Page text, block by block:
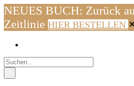
NEUES BUCH: Zurück
Zeitlinie HIER BESTELLEN
Inhalt
Facebook
Instagram
YouTube
WhatsApp
Suche
nach: